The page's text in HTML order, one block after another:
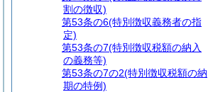
割の徴収)
第53条の6(特別徴収義務者の指
定)
第53条の7(特別徴収税額の納入
の義務等)
第53条の7の2(特別徴収税額の納
期の特例)